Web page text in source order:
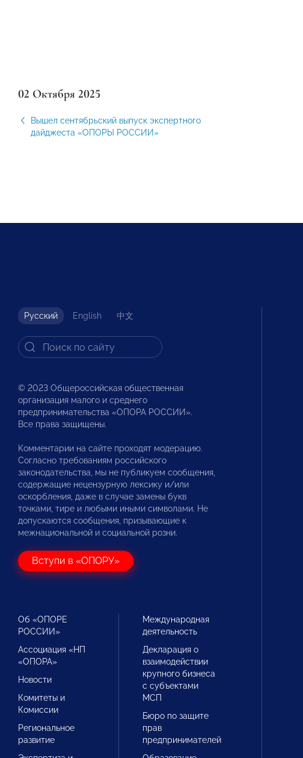
02 Октября 2025
Вышел сентябрьский выпуск экспертного
дайджеста «ОПОРЫ РОССИИ»
Русский English 中文
© 2023 Общероссийская общественная
организация малого и среднего
предпринимательства «ОПОРА РОССИИ».
Все права защищены.
Комментарии на сайте проходят модерацию.
Согласно требованиям российского
законодательства, мы не публикуем сообщения,
содержащие нецензурную лексику и/или
оскорбления, даже в случае замены букв
точками, тире и любыми иными символами. Не
допускаются сообщения, призывающие к
межнациональной и социальной розни.
Вступи в «ОПОРУ»
Об «ОПОРЕ
РОССИИ»
Ассоциация «НП
«ОПОРА»
Новости
Комитеты и
Комиссии
Региональное
развитие
Международная
деятельность
Декларация о
взаимодействии
крупного бизнеса
с субъектами
МСП
Бюро по защите
прав
предпринимателей